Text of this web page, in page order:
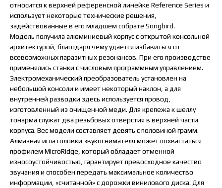
относится к верхней референсной линейке Reference Series и
использует некоторые технические решения,
задействованные в его младшем собрате Songbird.
Модель получила алюминиевый корпус с открытой консольной
архитектурой, благодаря чему удается избавиться от
всевозможных паразитных резонансов. При его производстве
применялись станки с числовым программным управлением.
Электромеханический преобразователь установлен на
небольшой консоли и имеет некоторый наклон, а для
внутренней разводки здесь используется провод,
изготовленный из очищенной меди. Для крепежа к шеллу
тонарма служат два резьбовых отверстия в верхней части
корпуса. Вес модели составляет девять с половиной грамм.
Алмазная игла головки звукоснимателя может похвастаться
профилем MicroRidge, который обладает отменной
износоустойчивостью, гарантирует превосходное качество
звучания и способен передать максимальное количество
информации, «считанной» с дорожки винилового диска. Для